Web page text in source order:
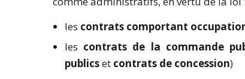
les contrats comportant
les contrats de la commande
publicset contrats de concession)